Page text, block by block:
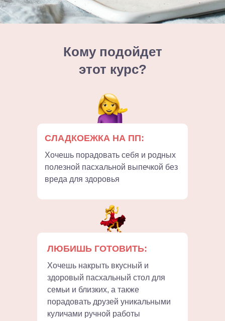
Кому подойдет
этот курс?
Хочешь порадовать себя и родных
полезной пасхальной выпечкой без
вреда для здоровья
Хочешь накрыть вкусный и
здоровый пасхальный стол для
семьи и близких, а также
порадовать друзей уникальными
куличами ручной работы
СЛАДКОЕЖКА НА ПП:
ЛЮБИШЬ ГОТОВИТЬ: